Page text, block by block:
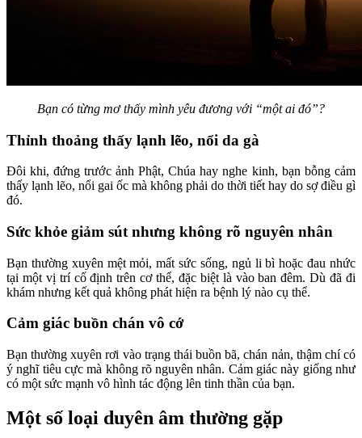
Bạn có từng mơ thấy mình yêu đương với “một ai đó”?
Thỉnh thoảng thấy lạnh lẽo, nổi da gà
Đôi khi, đứng trước ảnh Phật, Chúa hay nghe kinh, bạn bỗng cảm
thấy lạnh lẽo, nổi gai ốc mà không phải do thời tiết hay do sợ điều gì
đó.
Sức khỏe giảm sút nhưng không rõ nguyên nhân
Bạn thường xuyên mệt mỏi, mất sức sống, ngủ li bì hoặc đau nhức
tại một vị trí cố định trên cơ thể, đặc biệt là vào ban đêm. Dù đã đi
khám nhưng kết quả không phát hiện ra bệnh lý nào cụ thể.
Cảm giác buồn chán vô cớ
Bạn thường xuyên rơi vào trạng thái buồn bã, chán nản, thậm chí có
ý nghĩ tiêu cực mà không rõ nguyên nhân. Cảm giác này giống như
có một sức mạnh vô hình tác động lên tinh thần của bạn.
Một số loại duyên âm thường gặp